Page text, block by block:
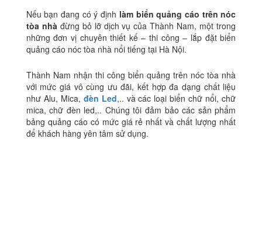
Nếu bạn đang có ý định làm biển quảng cáo trên nóc
tòa nhà đừng bỏ lỡ dịch vụ của Thành Nam, một trong
những đơn vị chuyên thiết kế – thi công – lắp đặt biển
quảng cáo nóc tòa nhà nổi tiếng tại Hà Nội.
Thành Nam nhận thi công biển quảng trên nóc tòa nhà
với mức giá vô cùng ưu đãi, kết hợp đa dạng chất liệu
như Alu, Mica, đèn Led,.. và các loại biển chữ nổi, chữ
mica, chữ đèn led,.. Chúng tôi đảm bảo các sản phẩm
bảng quảng cáo có mức giá rẻ nhất và chất lượng nhất
để khách hàng yên tâm sử dụng.